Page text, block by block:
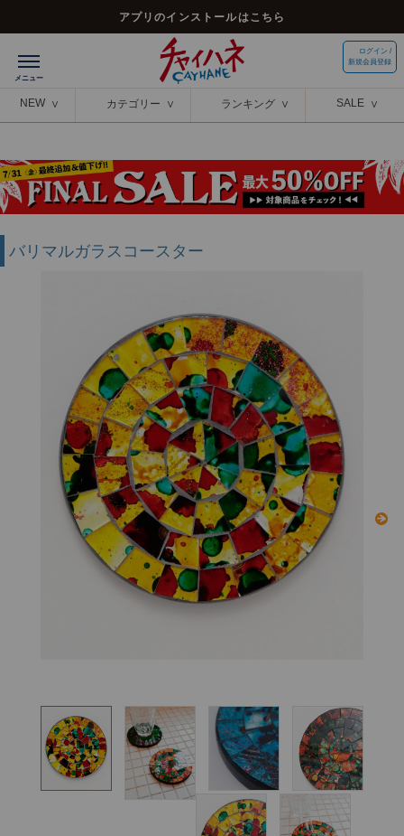
アプリのインストールはこちら
ログイン /
新規会員登録
NEW カテゴリー ランキング SALE
バリマルガラスコースター